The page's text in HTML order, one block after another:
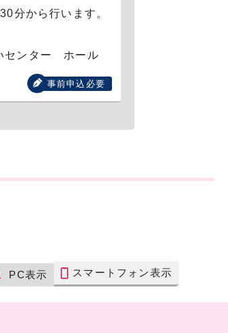
分から行います。
センター ホール
事前申込必要
PC表示 スマートフォン表示